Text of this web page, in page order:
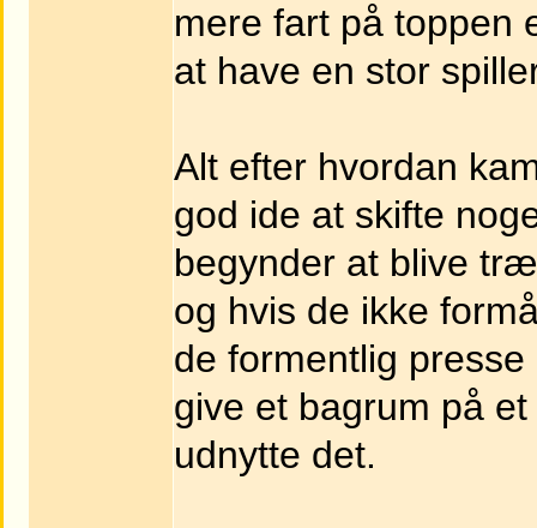
mere fart på toppen
at have en stor
Alt efter hvordan
god ide at skifte
begynder at blive
og hvis de ikke
de formentlig
give et bagrum på
udnytte det.